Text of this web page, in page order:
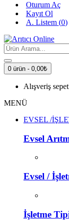
Oturum Aç
Kayıt Ol
A. Listem (0)
0 ürün - 0,00₺
Alışveriş
MENÜ
EVSEL /
Evsel
Evsel /
İşletme